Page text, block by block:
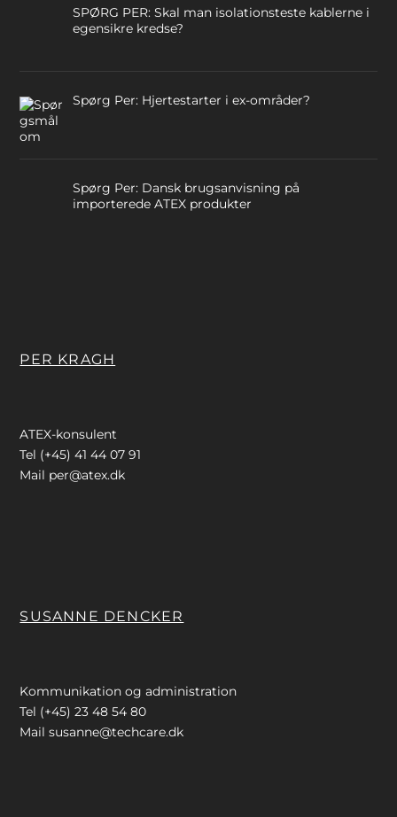
SPØRG PER: Skal man isolationsteste kablerne i
egensikre kredse?
Spørg Per: Hjertestarter i ex-områder?
Spørg Per: Dansk brugsanvisning på
importerede ATEX produkter
PER KRAGH
ATEX-konsulent
Tel (+45) 41 44 07 91
Mail per@atex.dk
SUSANNE DENCKER
Kommunikation og administration
Tel (+45) 23 48 54 80
Mailsusanne@techcare.dk